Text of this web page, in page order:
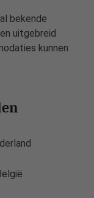
bekende
uitgebreid
kunnen